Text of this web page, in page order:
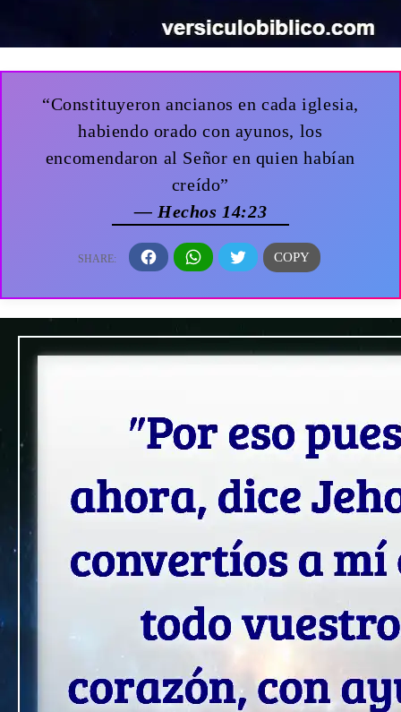
“Constituyeron ancianos en cada iglesia,
habiendo orado con ayunos, los
encomendaron al Señor en quien habían
creído”
— Hechos 14:23